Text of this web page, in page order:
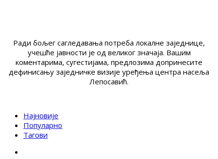
Ради бољег сагледавања потреба локалне заједнице,
учешће јавности је од великог значаја. Вашим
коментарима, сугестијама, предлозима допринесите
дефинисању заједничке визије уређења центра насеља
Лепосавић.
Најновије
Популарно
Тагови